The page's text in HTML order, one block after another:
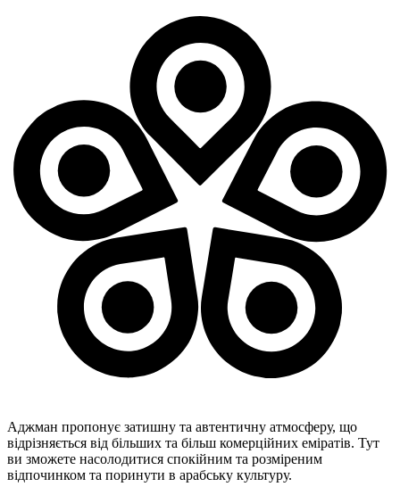
Аджман пропонує затишну та автентичну атмосферу, що
відрізняється від більших та більш комерційних еміратів. Тут
ви зможете насолодитися спокійним та розміреним
відпочинком та поринути в арабську культуру.